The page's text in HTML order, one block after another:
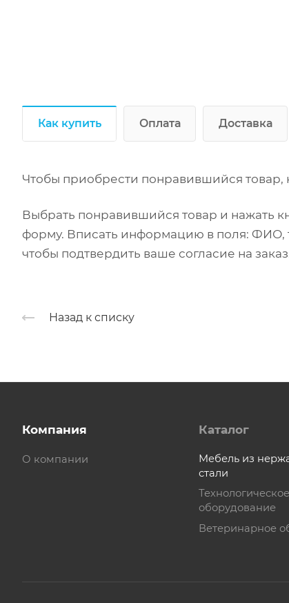
Как купить Оплата Доставка
Чтобы приобрести понравившийся товар,
Выбрать понравившийся товар и нажать
форму. Вписать информацию в поля: ФИО,
чтобы подтвердить ваше согласие на
Назад к списку
Компания
О компании
Каталог
Мебель из
стали
Технологическое
оборудование
Ветеринарное